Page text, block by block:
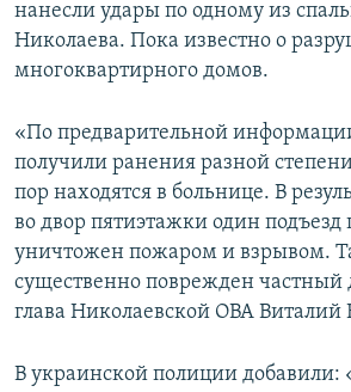
нанесли удары по одному из
Николаева. Пока известно о
многоквартирного домов.
«По предварительной
получили ранения разной
пор находятся в больнице. В
во двор пятиэтажки один подъезд
уничтожен пожаром и взрывом.
существенно поврежден частный
глава Николаевской ОВА Виталий
В украинской полиции добавили: